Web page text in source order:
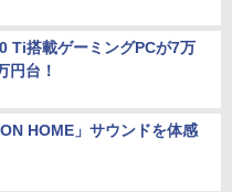
Ti搭載ゲーミングPCが7万
円台！
HOME」サウンドを体感